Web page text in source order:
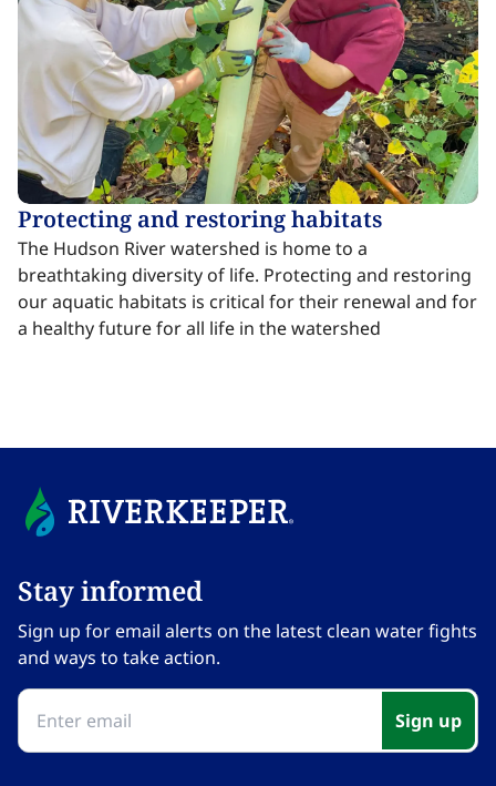
Protecting and restoring habitats​​​​‌ ‍ ​‍​‍‌‍ ‌ ​‍‌‍‍‌‌‍‌ ‌‍‍‌‌‍ ‍​‍​‍​ ‍‍​‍​‍‌ ​ ‌‍​‌‌‍ ‍‌‍‍‌‌ ‌​‌ ‍‌​‍ ‍‌‍‍‌‌‍ ​‍​‍​‍ ​​‍​‍‌‍‍​‌ ​‍‌‍‌‌‌‍‌‍​‍​‍​ ‍‍​‍​‍‌‍‍​‌ ‌​‌ ‌​‌ ​​‌ ​ ​ ‍‍​‍ ​‍ ‌‍​ ‌‍ ‌‌ ​ ​‍ ‍‌‍ ‌‌‍​‌‌‍‍‌‌‍ ‍​‍ ‍​ ​‍​ ​​​ ​‍​ ‌​‌ ​‍‌‍‌‌‌‍‌​‌‍‌‌‌ ​ ‌‍‍‌‌‍‌ ‌‍ ‍​‍ ‍‌ ​‍‌‍‍‌‌ ‌‍‌‍‌‌‌ ​‍‌‍‍ ‌‍‌‌‌‍‌‌‌ ​​‌‍‌‌‌ ​‍​‍ ‍‌‍ ‌ ​‍‌‍‌ ​‍ ‌‍‍‌‌‍ ‍‌ ‌​‌‍‌‌‌‍ ‍‌ ‌​​‍ ‌‍‌‌‌‍‌​‌‍‍‌‌ ‌​​‍ ‌‍ ‌‌‍ ‌‍‌​‌‍‌‌​ ‌‌ ​​‌ ​‍‌‍‌‌‌ ​ ‌‍‌‌‌‍ ‍‌ ‌​‌‍​‌‌ ‌​‌‍‍‌‌‍ ‌‍ ‍​ ‍ ‌‍‍‌‌‍‌​​ ‌‌‍​‌​ ‌‌‌‍​‍​ ​​​ ​​​ ​‍‌‍​‍‌‍​ ​‍ ‌‌‍​‍​ ‍​‌‍​‌​ ​‍​‍ ‌​ ‌​‌‍‌‍‌‍​‌​ ‍​​‍ ‌‌‍​‌​ ‌ ​ ​​​ ‌‍​‍ ‌‌‍‌‌‌‍​‌‌‍​ ​ ‍‌‌‍‌‌‌‍‌‌​ ‍‌​ ‌ ‌‍​‌​ ​‌​ ‌ ‌‍‌‍​ ‍ ‌ ‌​‌ ‍‌‌ ​​‌‍‌‌​ ‌‌‍​ ‌‍​‌‌‍ ‌‌ ​​‌‍​‌‌‍‍‌‌‍‌ ‌‍ ‍​ ‍ ‌ ​​‌‍​‌‌ ‌​‌‍‍​​ ‌‌ ‌​‌‍‍‌‌ ‌​‌‍ ​‌‍‌‌​ ‌‍​‍‌‍​‌‌ ​ ‌‍‌‌‌‌‌‌‌ ​‍‌‍ ​​ ‌‌‍‍​‌ ‌​‌ ‌​‌ ​​‌ ​ ​‍‌‌​ ​ ‌​​‌​‍‌‌​ ​‍‌​‌‍​‍‌‌​ ​‍‌​‌‍‌‍​ ‌‍ ‌‌ ​ ​‍ ‍‌‍ ‌‌‍​‌‌‍‍‌‌‍ ‍​‍ ‍​ ​‍​ ​​​ ​‍​ ‌​‌ ​‍‌‍‌‌‌‍‌​‌‍‌‌‌ ​ ‌‍‍‌‌‍‌ ‌‍ ‍​‍ ‍‌ ​‍‌‍‍‌‌ ‌‍‌‍‌‌‌ ​‍‌‍‍ ‌‍‌‌‌‍‌‌‌ ​​‌‍‌‌‌ ​‍​‍ ‍‌‍ ‌ ​‍‌‍‌ ​‍‌‍‌‍‍‌‌‍‌​​ ‌‌‍​‌​ ‌‌‌‍​‍​ ​​​ ​​​ ​‍‌‍​‍‌‍​ ​‍ ‌‌‍​‍​ ‍​‌‍​‌​ ​‍​‍ ‌​ ‌​‌‍‌‍‌‍​‌​ ‍​​‍ ‌‌‍​‌​ ‌ ​ ​​​ ‌‍​‍ ‌‌‍‌‌‌‍​‌‌‍​ ​ ‍‌‌‍‌‌‌‍‌‌​ ‍‌​ ‌ ‌‍​‌​ ​‌​ ‌ ‌‍‌‍​‍‌‍‌ ‌​‌ ‍‌‌ ​​‌‍‌‌​ ‌‌‍​ ‌‍​‌‌‍ ‌‌ ​​‌‍​‌‌‍‍‌‌‍‌ ‌‍ ‍​‍‌‍‌ ​​‌‍​‌‌ ‌​‌‍‍​​ ‌‌ ‌​‌‍‍‌‌ ‌​‌‍ ​‌‍‌‌​‍‌‍‌ ​​‌‍‌‌‌ ​‍‌ ​ ‌ ​​‌‍‌‌‌‍​ ‌ ‌​‌‍‍‌‌ ‌‍‌‍‌‌​ ‌‌ ​​‌ ‌‌‌‍​‍‌‍ ​‌‍‍‌‌ ​ ‌‍‍​‌‍‌‌‌‍‌​​‍​‍‌ ‌
The Hudson River watershed is home to a
breathtaking diversity of life. Protecting and restoring
our aquatic habitats is critical for their renewal and for
a healthy future for all life in the watershed ​​​​‌ ‍ ​‍​‍‌‍ ‌ ​‍‌‍‍‌‌‍‌ ‌‍‍‌‌‍ ‍​‍​‍​ ‍‍​‍​‍‌ ​ ‌‍​‌‌‍ ‍‌‍‍‌‌ ‌​‌ ‍‌​‍ ‍‌‍‍‌‌‍ ​‍​‍​‍ ​​‍​‍‌‍‍​‌ ​‍‌‍‌‌‌‍‌‍​‍​‍​ ‍‍​‍​‍‌‍‍​‌ ‌​‌ ‌​‌ ​​‌ ​ ​ ‍‍​‍ ​‍ ‌‍​ ‌‍ ‌‌ ​ ​‍ ‍‌‍ ‌‌‍​‌‌‍‍‌‌‍ ‍​‍ ‍​ ​‍​ ​​​ ​‍​ ‌​‌ ​‍‌‍‌‌‌‍‌​‌‍‌‌‌ ​ ‌‍‍‌‌‍‌ ‌‍ ‍​‍ ‍‌ ​‍‌‍‍‌‌ ‌‍‌‍‌‌‌ ​‍‌‍‍ ‌‍‌‌‌‍‌‌‌ ​​‌‍‌‌‌ ​‍​‍ ‍‌‍ ‌ ​‍‌‍‌ ​‍ ‌‍‍‌‌‍ ‍‌ ‌​‌‍‌‌‌‍ ‍‌ ‌​​‍ ‌‍‌‌‌‍‌​‌‍‍‌‌ ‌​​‍ ‌‍ ‌‌‍ ‌‍‌​‌‍‌‌​ ‌‌ ​​‌ ​‍‌‍‌‌‌ ​ ‌‍‌‌‌‍ ‍‌ ‌​‌‍​‌‌ ‌​‌‍‍‌‌‍ ‌‍ ‍​ ‍ ‌‍‍‌‌‍‌​​ ‌‌‍​‌​ ‌‌‌‍​‍​ ​​​ ​​​ ​‍‌‍​‍‌‍​ ​‍ ‌‌‍​‍​ ‍​‌‍​‌​ ​‍​‍ ‌​ ‌​‌‍‌‍‌‍​‌​ ‍​​‍ ‌‌‍​‌​ ‌ ​ ​​​ ‌‍​‍ ‌‌‍‌‌‌‍​‌‌‍​ ​ ‍‌‌‍‌‌‌‍‌‌​ ‍‌​ ‌ ‌‍​‌​ ​‌​ ‌ ‌‍‌‍​ ‍ ‌ ‌​‌ ‍‌‌ ​​‌‍‌‌​ ‌‌‍​ ‌‍​‌‌‍ ‌‌ ​​‌‍​‌‌‍‍‌‌‍‌ ‌‍ ‍​ ‍ ‌ ​​‌‍​‌‌ ‌​‌‍‍​​ ‌‌ ​ ‌‍‍​‌‍ ‌ ​‍‌ ‌​‌​‌​‌‍‌‌‌ ​ ‌‍​ ‌ ​‍‌‍‍‌‌ ​​‌ ‌​‌‍‍‌‌‍ ‌‍ ‍​ ‌‍​‍‌‍​‌‌ ​ ‌‍‌‌‌‌‌‌‌ ​‍‌‍ ​​ ‌‌‍‍​‌ ‌​‌ ‌​‌ ​​‌ ​ ​‍‌‌​ ​ ‌​​‌​‍‌‌​ ​‍‌​‌‍​‍‌‌​ ​‍‌​‌‍‌‍​ ‌‍ ‌‌ ​ ​‍ ‍‌‍ ‌‌‍​‌‌‍‍‌‌‍ ‍​‍ ‍​ ​‍​ ​​​ ​‍​ ‌​‌ ​‍‌‍‌‌‌‍‌​‌‍‌‌‌ ​ ‌‍‍‌‌‍‌ ‌‍ ‍​‍ ‍‌ ​‍‌‍‍‌‌ ‌‍‌‍‌‌‌ ​‍‌‍‍ ‌‍‌‌‌‍‌‌‌ ​​‌‍‌‌‌ ​‍​‍ ‍‌‍ ‌ ​‍‌‍‌ ​‍‌‍‌‍‍‌‌‍‌​​ ‌‌‍​‌​ ‌‌‌‍​‍​ ​​​ ​​​ ​‍‌‍​‍‌‍​ ​‍ ‌‌‍​‍​ ‍​‌‍​‌​ ​‍​‍ ‌​ ‌​‌‍‌‍‌‍​‌​ ‍​​‍ ‌‌‍​‌​ ‌ ​ ​​​ ‌‍​‍ ‌‌‍‌‌‌‍​‌‌‍​ ​ ‍‌‌‍‌‌‌‍‌‌​ ‍‌​ ‌ ‌‍​‌​ ​‌​ ‌ ‌‍‌‍​‍‌‍‌ ‌​‌ ‍‌‌ ​​‌‍‌‌​ ‌‌‍​ ‌‍​‌‌‍ ‌‌ ​​‌‍​‌‌‍‍‌‌‍‌ ‌‍ ‍​‍‌‍‌ ​​‌‍​‌‌ ‌​‌‍‍​​ ‌‌ ​ ‌‍‍​‌‍ ‌ ​‍‌ ‌​‌​‌​‌‍‌‌‌ ​ ‌‍​ ‌ ​‍‌‍‍‌‌ ​​‌ ‌​‌‍‍‌‌‍ ‌‍ ‍​‍‌‍‌ ​​‌‍‌‌‌ ​‍‌ ​ ‌ ​​‌‍‌‌‌‍​ ‌ ‌​‌‍‍‌‌ ‌‍‌‍‌‌​ ‌‌ ​​‌ ‌‌‌‍​‍‌‍ ​‌‍‍‌‌ ​ ‌‍‍​‌‍‌‌‌‍‌​​‍​‍‌ ‌
Stay informed​​​​‌ ‍ ​‍​‍‌‍ ‌ ​‍‌‍‍‌‌‍‌ ‌‍‍‌‌‍ ‍​‍​‍​ ‍‍​‍​‍‌ ​ ‌‍​‌‌‍ ‍‌‍‍‌‌ ‌​‌ ‍‌​‍ ‍‌‍‍‌‌‍ ​‍​‍​‍ ​​‍​‍‌‍‍​‌ ​‍‌‍‌‌‌‍‌‍​‍​‍​ ‍‍​‍​‍‌‍‍​‌ ‌​‌ ‌​‌ ​​‌ ​ ​ ‍‍​‍ ​‍ ‌‍​ ‌‍ ‌‌ ​ ​‍ ‍‌‍ ‌‌‍​‌‌‍‍‌‌‍ ‍​‍ ‍​ ​‍​ ​​​ ​‍​ ‌​‌ ​‍‌‍‌‌‌‍‌​‌‍‌‌‌ ​ ‌‍‍‌‌‍‌ ‌‍ ‍​‍ ‍‌ ​‍‌‍‍‌‌ ‌‍‌‍‌‌‌ ​‍‌‍‍ ‌‍‌‌‌‍‌‌‌ ​​‌‍‌‌‌ ​‍​‍ ‍‌‍ ‌ ​‍‌‍‌ ​‍ ‌‍‍‌‌‍ ‍‌ ‌​‌‍‌‌‌‍ ‍‌ ‌​​‍ ‌‍‌‌‌‍‌​‌‍‍‌‌ ‌​​‍ ‌‍ ‌‌‍ ‌‍‌​‌‍‌‌​ ‌‌ ​​‌ ​‍‌‍‌‌‌ ​ ‌‍‌‌‌‍ ‍‌ ‌​‌‍​‌‌ ‌​‌‍‍‌‌‍ ‌‍ ‍​ ‍ ‌‍‍‌‌‍‌​​ ‌‌‍‌‍‌‍ ‌‍ ‌ ‌​‌‍‌‌‌ ​‍​ ‍ ‌ ‌​‌ ‍‌‌ ​​‌‍‌‌​ ‌‌‍‌‍‌‍ ‌‍ ‌ ‌​‌‍‌‌‌ ​‍​ ‍ ‌ ​​‌‍​‌‌ ‌​‌‍‍​​ ‌‌‍ ‍‌‍‌‌‌ ‌ ‌ ​ ‌‍ ​‌‍‌‌‌ ‌​‌ ‌​‌‍‌‌‌ ​‍​‍ ‍‌ ‌​‌‍‍‌‌ ‌​‌‍ ​‌‍‌‌​ ‌‍​‍‌‍​‌‌ ​ ‌‍‌‌‌‌‌‌‌ ​‍‌‍ ​​ ‌‌‍‍​‌ ‌​‌ ‌​‌ ​​‌ ​ ​‍‌‌​ ​ ‌​​‌​‍‌‌​ ​‍‌​‌‍​‍‌‌​ ​‍‌​‌‍‌‍​ ‌‍ ‌‌ ​ ​‍ ‍‌‍ ‌‌‍​‌‌‍‍‌‌‍ ‍​‍ ‍​ ​‍​ ​​​ ​‍​ ‌​‌ ​‍‌‍‌‌‌‍‌​‌‍‌‌‌ ​ ‌‍‍‌‌‍‌ ‌‍ ‍​‍ ‍‌ ​‍‌‍‍‌‌ ‌‍‌‍‌‌‌ ​‍‌‍‍ ‌‍‌‌‌‍‌‌‌ ​​‌‍‌‌‌ ​‍​‍ ‍‌‍ ‌ ​‍‌‍‌ ​‍‌‍‌‍‍‌‌‍‌​​ ‌‌‍‌‍‌‍ ‌‍ ‌ ‌​‌‍‌‌‌ ​‍​‍‌‍‌ ‌​‌ ‍‌‌ ​​‌‍‌‌​ ‌‌‍‌‍‌‍ ‌‍ ‌ ‌​‌‍‌‌‌ ​‍​‍‌‍‌ ​​‌‍​‌‌ ‌​‌‍‍​​ ‌‌‍ ‍‌‍‌‌‌ ‌ ‌ ​ ‌‍ ​‌‍‌‌‌ ‌​‌ ‌​‌‍‌‌‌ ​‍​‍ ‍‌ ‌​‌‍‍‌‌ ‌​‌‍ ​‌‍‌‌​‍‌‍‌ ​​‌‍‌‌‌ ​‍‌ ​ ‌ ​​‌‍‌‌‌‍​ ‌ ‌​‌‍‍‌‌ ‌‍‌‍‌‌​ ‌‌ ​​‌ ‌‌‌‍​‍‌‍ ​‌‍‍‌‌ ​ ‌‍‍​‌‍‌‌‌‍‌​​‍​‍‌ ‌
Sign up for email alerts on the latest clean water fights
and ways to take action.​​​​‌ ‍ ​‍​‍‌‍ ‌ ​‍‌‍‍‌‌‍‌ ‌‍‍‌‌‍ ‍​‍​‍​ ‍‍​‍​‍‌ ​ ‌‍​‌‌‍ ‍‌‍‍‌‌ ‌​‌ ‍‌​‍ ‍‌‍‍‌‌‍ ​‍​‍​‍ ​​‍​‍‌‍‍​‌ ​‍‌‍‌‌‌‍‌‍​‍​‍​ ‍‍​‍​‍‌‍‍​‌ ‌​‌ ‌​‌ ​​‌ ​ ​ ‍‍​‍ ​‍ ‌‍​ ‌‍ ‌‌ ​ ​‍ ‍‌‍ ‌‌‍​‌‌‍‍‌‌‍ ‍​‍ ‍​ ​‍​ ​​​ ​‍​ ‌​‌ ​‍‌‍‌‌‌‍‌​‌‍‌‌‌ ​ ‌‍‍‌‌‍‌ ‌‍ ‍​‍ ‍‌ ​‍‌‍‍‌‌ ‌‍‌‍‌‌‌ ​‍‌‍‍ ‌‍‌‌‌‍‌‌‌ ​​‌‍‌‌‌ ​‍​‍ ‍‌‍ ‌ ​‍‌‍‌ ​‍ ‌‍‍‌‌‍ ‍‌ ‌​‌‍‌‌‌‍ ‍‌ ‌​​‍ ‌‍‌‌‌‍‌​‌‍‍‌‌ ‌​​‍ ‌‍ ‌‌‍ ‌‍‌​‌‍‌‌​ ‌‌ ​​‌ ​‍‌‍‌‌‌ ​ ‌‍‌‌‌‍ ‍‌ ‌​‌‍​‌‌ ‌​‌‍‍‌‌‍ ‌‍ ‍​ ‍ ‌‍‍‌‌‍‌​​ ‌‌‍‌‍‌‍ ‌‍ ‌ ‌​‌‍‌‌‌ ​‍​ ‍ ‌ ‌​‌ ‍‌‌ ​​‌‍‌‌​ ‌‌‍‌‍‌‍ ‌‍ ‌ ‌​‌‍‌‌‌ ​‍​ ‍ ‌ ​​‌‍​‌‌ ‌​‌‍‍​​ ‌‌‍ ‍‌‍‌‌‌ ‌ ‌ ​ ‌‍ ​‌‍‌‌‌ ‌​‌ ‌​‌‍‌‌‌ ​‍​‍ ‍‌‍‌​‌‍‌‌‌ ​ ‌‍​ ‌ ​‍‌‍‍‌‌ ​​‌ ‌​‌‍‍‌‌‍ ‌‍ ‍​ ‌‍​‍‌‍​‌‌ ​ ‌‍‌‌‌‌‌‌‌ ​‍‌‍ ​​ ‌‌‍‍​‌ ‌​‌ ‌​‌ ​​‌ ​ ​‍‌‌​ ​ ‌​​‌​‍‌‌​ ​‍‌​‌‍​‍‌‌​ ​‍‌​‌‍‌‍​ ‌‍ ‌‌ ​ ​‍ ‍‌‍ ‌‌‍​‌‌‍‍‌‌‍ ‍​‍ ‍​ ​‍​ ​​​ ​‍​ ‌​‌ ​‍‌‍‌‌‌‍‌​‌‍‌‌‌ ​ ‌‍‍‌‌‍‌ ‌‍ ‍​‍ ‍‌ ​‍‌‍‍‌‌ ‌‍‌‍‌‌‌ ​‍‌‍‍ ‌‍‌‌‌‍‌‌‌ ​​‌‍‌‌‌ ​‍​‍ ‍‌‍ ‌ ​‍‌‍‌ ​‍‌‍‌‍‍‌‌‍‌​​ ‌‌‍‌‍‌‍ ‌‍ ‌ ‌​‌‍‌‌‌ ​‍​‍‌‍‌ ‌​‌ ‍‌‌ ​​‌‍‌‌​ ‌‌‍‌‍‌‍ ‌‍ ‌ ‌​‌‍‌‌‌ ​‍​‍‌‍‌ ​​‌‍​‌‌ ‌​‌‍‍​​ ‌‌‍ ‍‌‍‌‌‌ ‌ ‌ ​ ‌‍ ​‌‍‌‌‌ ‌​‌ ‌​‌‍‌‌‌ ​‍​‍ ‍‌‍‌​‌‍‌‌‌ ​ ‌‍​ ‌ ​‍‌‍‍‌‌ ​​‌ ‌​‌‍‍‌‌‍ ‌‍ ‍​‍‌‍‌ ​​‌‍‌‌‌ ​‍‌ ​ ‌ ​​‌‍‌‌‌‍​ ‌ ‌​‌‍‍‌‌ ‌‍‌‍‌‌​ ‌‌ ​​‌ ‌‌‌‍​‍‌‍ ​‌‍‍‌‌ ​ ‌‍‍​‌‍‌‌‌‍‌​​‍​‍‌ ‌
Sign up​​​​‌ ‍ ​‍​‍‌‍ ‌ ​‍‌‍‍‌‌‍‌ ‌‍‍‌‌‍ ‍​‍​‍​ ‍‍​‍​‍‌ ​ ‌‍​‌‌‍ ‍‌‍‍‌‌ ‌​‌ ‍‌​‍ ‍‌‍‍‌‌‍ ​‍​‍​‍ ​​‍​‍‌‍‍​‌ ​‍‌‍‌‌‌‍‌‍​‍​‍​ ‍‍​‍​‍‌‍‍​‌ ‌​‌ ‌​‌ ​​‌ ​ ​ ‍‍​‍ ​‍ ‌‍​ ‌‍ ‌‌ ​ ​‍ ‍‌‍ ‌‌‍​‌‌‍‍‌‌‍ ‍​‍ ‍​ ​‍​ ​​​ ​‍​ ‌​‌ ​‍‌‍‌‌‌‍‌​‌‍‌‌‌ ​ ‌‍‍‌‌‍‌ ‌‍ ‍​‍ ‍‌ ​‍‌‍‍‌‌ ‌‍‌‍‌‌‌ ​‍‌‍‍ ‌‍‌‌‌‍‌‌‌ ​​‌‍‌‌‌ ​‍​‍ ‍‌‍ ‌ ​‍‌‍‌ ​‍ ‌‍‍‌‌‍ ‍‌ ‌​‌‍‌‌‌‍ ‍‌ ‌​​‍ ‌‍‌‌‌‍‌​‌‍‍‌‌ ‌​​‍ ‌‍ ‌‌‍ ‌‍‌​‌‍‌‌​ ‌‌ ​​‌ ​‍‌‍‌‌‌ ​ ‌‍‌‌‌‍ ‍‌ ‌​‌‍​‌‌ ‌​‌‍‍‌‌‍ ‌‍ ‍​ ‍ ‌‍‍‌‌‍‌​​ ‌‌‍‌‍‌‍ ‌‍ ‌ ‌​‌‍‌‌‌ ​‍​ ‍ ‌ ‌​‌ ‍‌‌ ​​‌‍‌‌​ ‌‌‍‌‍‌‍ ‌‍ ‌ ‌​‌‍‌‌‌ ​‍​ ‍ ‌ ​​‌‍​‌‌ ‌​‌‍‍​​ ‌‌‍ ‍‌‍‌‌‌ ‌ ‌ ​ ‌‍ ​‌‍‌‌‌ ‌​‌ ‌​‌‍‌‌‌ ​‍​‍ ‍‌‍​‍‌ ‌‌‌ ‌​‌ ‌​‌‍ ‌‍ ‍‌​ ​‌‍​‌‌‍​‍‌‍‌‌‌‍ ​​ ‌‍​‍‌‍​‌‌ ​ ‌‍‌‌‌‌‌‌‌ ​‍‌‍ ​​ ‌‌‍‍​‌ ‌​‌ ‌​‌ ​​‌ ​ ​‍‌‌​ ​ ‌​​‌​‍‌‌​ ​‍‌​‌‍​‍‌‌​ ​‍‌​‌‍‌‍​ ‌‍ ‌‌ ​ ​‍ ‍‌‍ ‌‌‍​‌‌‍‍‌‌‍ ‍​‍ ‍​ ​‍​ ​​​ ​‍​ ‌​‌ ​‍‌‍‌‌‌‍‌​‌‍‌‌‌ ​ ‌‍‍‌‌‍‌ ‌‍ ‍​‍ ‍‌ ​‍‌‍‍‌‌ ‌‍‌‍‌‌‌ ​‍‌‍‍ ‌‍‌‌‌‍‌‌‌ ​​‌‍‌‌‌ ​‍​‍ ‍‌‍ ‌ ​‍‌‍‌ ​‍‌‍‌‍‍‌‌‍‌​​ ‌‌‍‌‍‌‍ ‌‍ ‌ ‌​‌‍‌‌‌ ​‍​‍‌‍‌ ‌​‌ ‍‌‌ ​​‌‍‌‌​ ‌‌‍‌‍‌‍ ‌‍ ‌ ‌​‌‍‌‌‌ ​‍​‍‌‍‌ ​​‌‍​‌‌ ‌​‌‍‍​​ ‌‌‍ ‍‌‍‌‌‌ ‌ ‌ ​ ‌‍ ​‌‍‌‌‌ ‌​‌ ‌​‌‍‌‌‌ ​‍​‍ ‍‌‍​‍‌ ‌‌‌ ‌​‌ ‌​‌‍ ‌‍ ‍‌​ ​‌‍​‌‌‍​‍‌‍‌‌‌‍ ​​‍‌‍‌ ​​‌‍‌‌‌ ​‍‌ ​ ‌ ​​‌‍‌‌‌‍​ ‌ ‌​‌‍‍‌‌ ‌‍‌‍‌‌​ ‌‌ ​​‌ ‌‌‌‍​‍‌‍ ​‌‍‍‌‌ ​ ‌‍‍​‌‍‌‌‌‍‌​​‍​‍‌ ‌